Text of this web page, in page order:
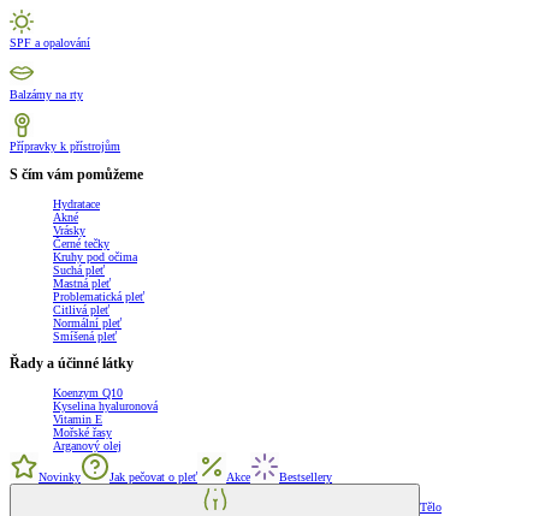
SPF a opalování
Balzámy na rty
Přípravky k přístrojům
S čím vám pomůžeme
Hydratace
Akné
Vrásky
Černé tečky
Kruhy pod očima
Suchá pleť
Mastná pleť
Problematická pleť
Citlivá pleť
Normální pleť
Smíšená pleť
Řady a účinné látky
Koenzym Q10
Kyselina hyaluronová
Vitamin E
Mořské řasy
Arganový olej
Novinky Jak pečovat o pleť Akce Bestsellery
Tělo